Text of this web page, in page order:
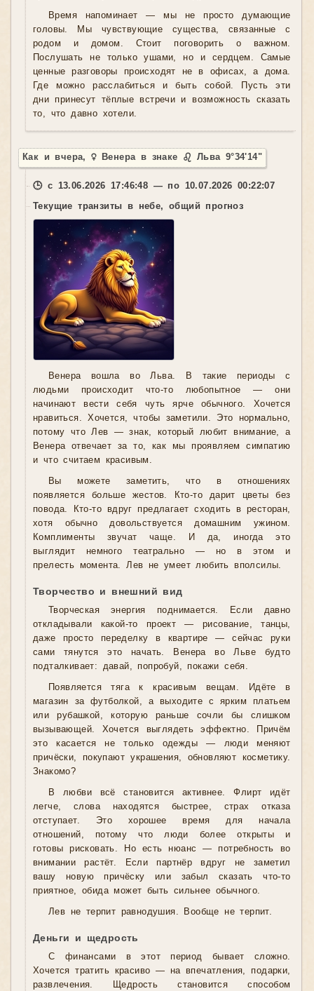
Время напоминает — мы не просто думающие
головы. Мы чувствующие существа, связанные с
родом и домом. Стоит поговорить о важном.
Послушать не только ушами, но и сердцем. Самые
ценные разговоры происходят не в офисах, а дома.
Где можно расслабиться и быть собой. Пусть эти
дни принесут тёплые встречи и возможность сказать
то, что давно хотели.
Как и вчера, ♀ Венера в знаке ♌ Льва 9°34'14"
🕒 с 13.06.2026 17:46:48 — по 10.07.2026 00:22:07
Текущие транзиты в небе, общий прогноз
Венера вошла во Льва. В такие периоды с
людьми происходит что-то любопытное — они
начинают вести себя чуть ярче обычного. Хочется
нравиться. Хочется, чтобы заметили. Это нормально,
потому что Лев — знак, который любит внимание, а
Венера отвечает за то, как мы проявляем симпатию
и что считаем красивым.
Вы можете заметить, что в отношениях
появляется больше жестов. Кто-то дарит цветы без
повода. Кто-то вдруг предлагает сходить в ресторан,
хотя обычно довольствуется домашним ужином.
Комплименты звучат чаще. И да, иногда это
выглядит немного театрально — но в этом и
прелесть момента. Лев не умеет любить вполсилы.
Творчество и внешний вид
Творческая энергия поднимается. Если давно
откладывали какой-то проект — рисование, танцы,
даже просто переделку в квартире — сейчас руки
сами тянутся это начать. Венера во Льве будто
подталкивает: давай, попробуй, покажи себя.
Появляется тяга к красивым вещам. Идёте в
магазин за футболкой, а выходите с ярким платьем
или рубашкой, которую раньше сочли бы слишком
вызывающей. Хочется выглядеть эффектно. Причём
это касается не только одежды — люди меняют
причёски, покупают украшения, обновляют косметику.
Знакомо?
В любви всё становится активнее. Флирт идёт
легче, слова находятся быстрее, страх отказа
отступает. Это хорошее время для начала
отношений, потому что люди более открыты и
готовы рисковать. Но есть нюанс — потребность во
внимании растёт. Если партнёр вдруг не заметил
вашу новую причёску или забыл сказать что-то
приятное, обида может быть сильнее обычного.
Лев не терпит равнодушия. Вообще не терпит.
Деньги и щедрость
С финансами в этот период бывает сложно.
Хочется тратить красиво — на впечатления, подарки,
развлечения. Щедрость становится способом